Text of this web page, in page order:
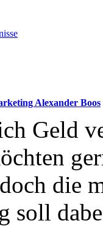
Alexander Boos
Geld
die
soll